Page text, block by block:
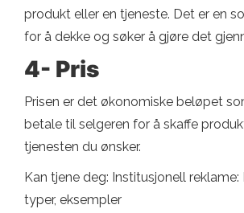
produkt eller en tjeneste. Det er en
for å dekke og søker å gjøre det
4- Pris
Prisen er det økonomiske beløpet
betale til selgeren for å skaffe
tjenesten du ønsker.
Kan tjene deg: Institusjonell reklame:
typer, eksempler